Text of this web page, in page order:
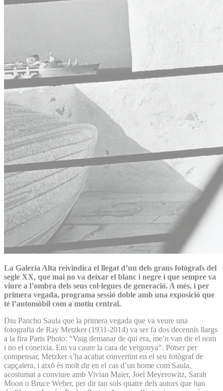
La Galeria Alta reivindica el llegat d’un dels grans fotògrafs del
segle XX, que mai no va deixar el blanc i negre i que sempre va
viure a l’ombra dels seus col·legues de generació. A més, i per
primera vegada, programa sessió doble amb una exposició que
té l’automòbil com a motiu central.
Diu Pancho Saula que la primera vegada que va veure una
fotografia de Ray Metzker (1931-2014) va ser fa dos decennis llargs
a la fira Paris Photo: “Vaig demanar de qui era, me’n van dir el nom
i no el coneixia. Em va caure la cara de vergonya”. Potser per
compensar, Metzker s’ha acabat convertint en el seu fotògraf de
capçalera, i això és molt dir en el cas d’un home com Saula,
acostumat a conviure amb Vivian Maier, Joel Meyerowitz, Sarah
Moon o Bruce Weber, per dir tan sols quatre dels autors que han